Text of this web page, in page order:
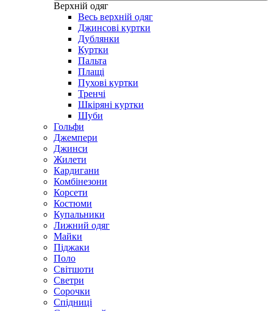
Верхній одяг
Весь верхній одяг
Джинсові куртки
Дублянки
Куртки
Пальта
Плащі
Пухові куртки
Тренчі
Шкіряні куртки
Шуби
Гольфи
Джемпери
Джинси
Жилети
Кардигани
Комбінезони
Корсети
Костюми
Купальники
Лижний одяг
Майки
Піджаки
Поло
Світшоти
Светри
Сорочки
Спідниці